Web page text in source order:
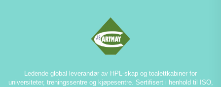
Ledende global leverandør av HPL-skap og toalettkabiner for
universiteter, treningssentre og kjøpesentre. Sertifisert i henhold til ISO,